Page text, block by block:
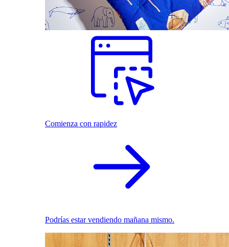
Comienza con rapidez
Podrías estar vendiendo mañana mismo.